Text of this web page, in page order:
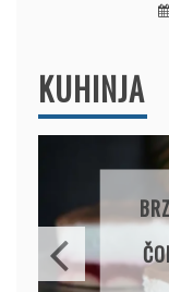
KUHINJA
PEČENJA:
MALINE I
SAVRŠENOJ